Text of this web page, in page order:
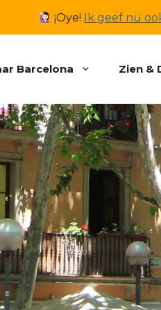
¡Oye! Ik geef nu
Barcelona Zien &